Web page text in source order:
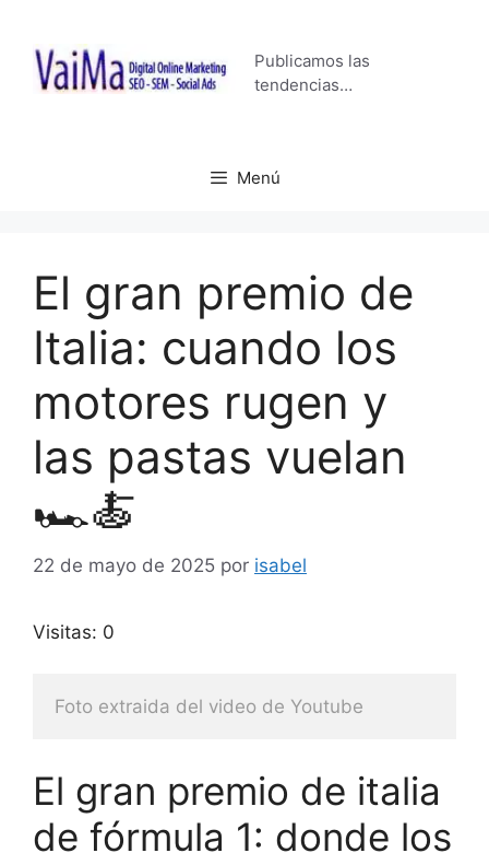
contenido
Publicamos las
tendencias…
Menú
El gran premio de
Italia: cuando los
motores rugen y
las pastas vuelan
🏎️🍝
22 de mayo de 2025 por isabel
Visitas: 0
Foto extraida del video de Youtube
El gran premio de italia
de fórmula 1: donde los